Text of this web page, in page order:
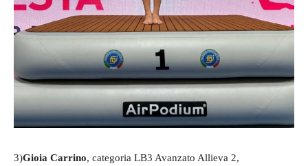
3)Gioia Carrino, categoria LB3 Avanzato Allieva 2,